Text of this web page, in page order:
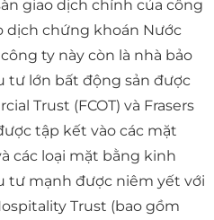
giao dịch chính của công
dịch chứng khoán Nước
công ty này còn là nhà bảo
tư lớn bất động sản được
Trust (FCOT) và Frasers
tập kết vào các mặt
các loại mặt bằng kinh
tư mạnh được niêm yết với
Trust (bao gồm